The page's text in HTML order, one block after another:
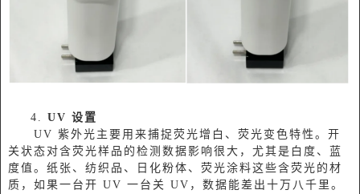
4. UV 设置
UV 紫外光主要用来捕捉荧光增白、荧光变色特性。开
关状态对含荧光样品的检测数据影响很大，尤其是白度、蓝
度值。纸张、纺织品、日化粉体、荧光涂料这些含荧光的材
质，如果一台开 UV 一台关 UV，数据能差出十万八千里。